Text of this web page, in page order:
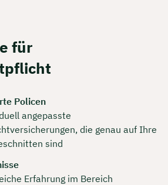
für
Policen
angepasste
die genau auf Ihre
sind
Erfahrung im Bereich